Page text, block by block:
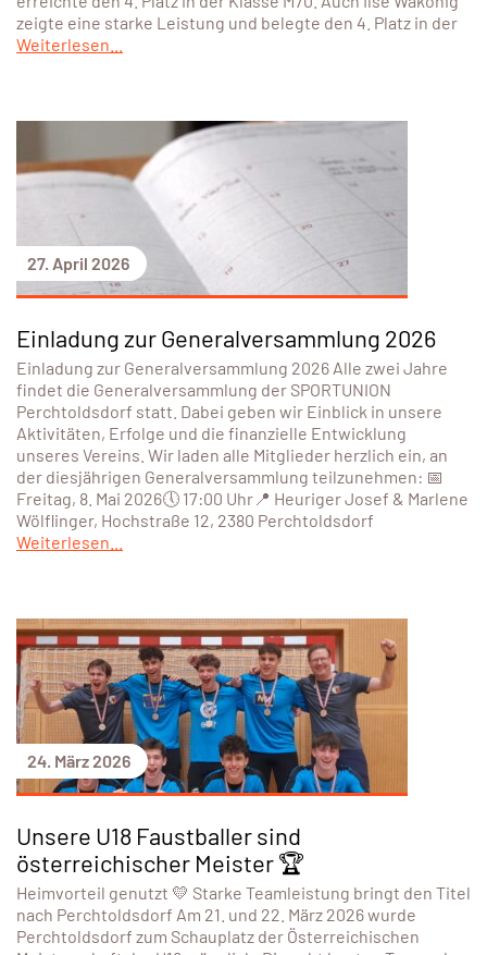
zeigte eine starke Leistung und belegte den 4. Platz in der
Weiterlesen...
27. April 2026
Einladung zur Generalversammlung 2026
Einladung zur Generalversammlung 2026 Alle zwei Jahre
findet die Generalversammlung der SPORTUNION
Perchtoldsdorf statt. Dabei geben wir Einblick in unsere
Aktivitäten, Erfolge und die finanzielle Entwicklung
unseres Vereins. Wir laden alle Mitglieder herzlich ein, an
der diesjährigen Generalversammlung teilzunehmen: 📅
Freitag, 8. Mai 2026🕔 17:00 Uhr📍 Heuriger Josef & Marlene
Wölflinger, Hochstraße 12, 2380 Perchtoldsdorf
Weiterlesen...
24. März 2026
Unsere U18 Faustballer sind
österreichischer Meister 🏆
Heimvorteil genutzt 💛 Starke Teamleistung bringt den Titel
nach Perchtoldsdorf Am 21. und 22. März 2026 wurde
Perchtoldsdorf zum Schauplatz der Österreichischen